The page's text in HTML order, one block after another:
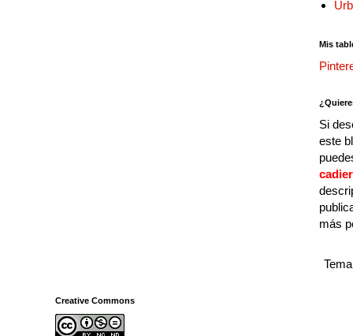
Mis
Si
este
más
Creative Commons